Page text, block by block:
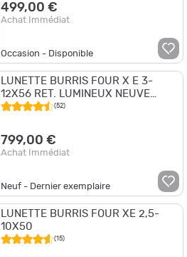
499,00 €
Achat Immédiat
Occasion - Disponible
LUNETTE BURRIS FOUR X E 3-
12X56 RET. LUMINEUX NEUVE
(016188)
(52)
799,00 €
Achat Immédiat
Neuf - Dernier exemplaire
LUNETTE BURRIS FOUR XE 2,5-
10X50
(15)